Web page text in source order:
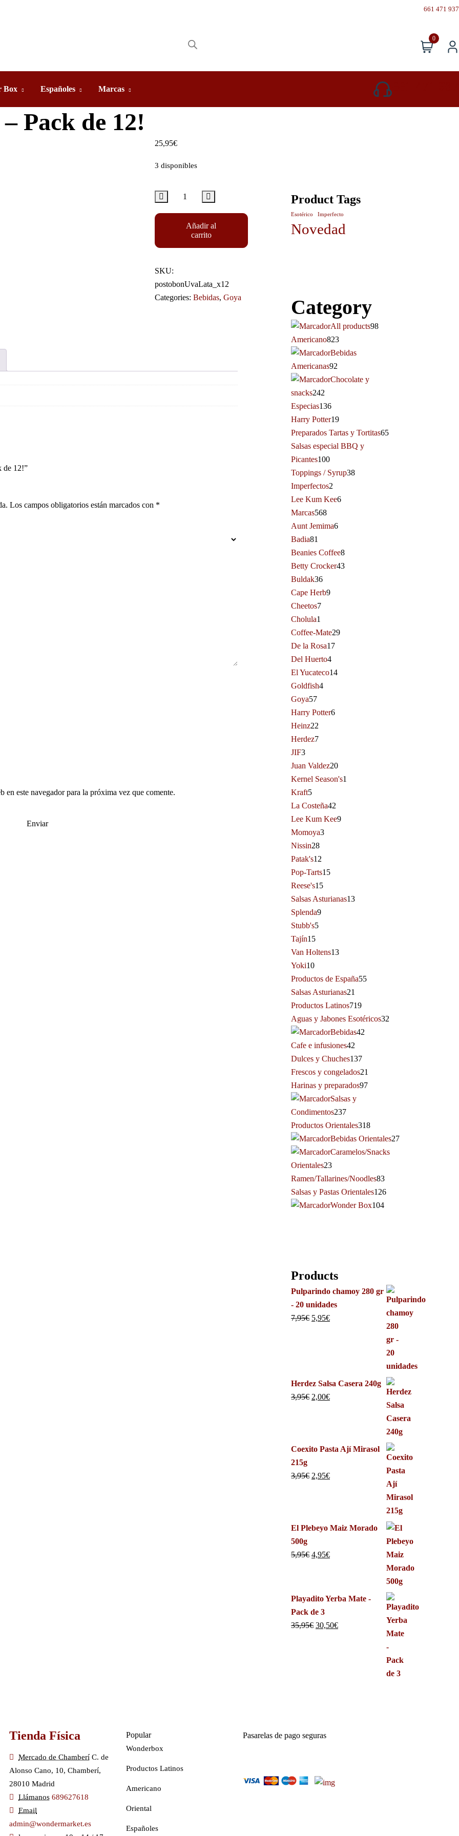
661 471 937
0
Box Españoles Marcas
Pack de 12!
25,95€
3 disponibles
Añadir al
carrito
SKU:
postobonUvaLata_x12
Categories: Bebidas, Goya
de 12!”
Los campos obligatorios están marcados con *
este navegador para la próxima vez que comente.
Product Tags
Esotérico Imperfecto
Novedad
Category
All products98
Americano823
Bebidas
Americanas92
Chocolate y
snacks242
Especias136
Harry Potter19
Preparados Tartas y Tortitas65
Salsas especial BBQ y
Picantes100
Toppings / Syrup38
Imperfectos2
Lee Kum Kee6
Marcas568
Aunt Jemima6
Badia81
Beanies Coffee8
Betty Crocker43
Buldak36
Cape Herb9
Cheetos7
Cholula1
Coffee-Mate29
De la Rosa17
Del Huerto4
El Yucateco14
Goldfish4
Goya57
Harry Potter6
Heinz22
Herdez7
JIF3
Juan Valdez20
Kernel Season's1
Kraft5
La Costeña42
Lee Kum Kee9
Momoya3
Nissin28
Patak's12
Pop-Tarts15
Reese's15
Salsas Asturianas13
Splenda9
Stubb's5
Tajín15
Van Holtens13
Yoki10
Productos de España55
Salsas Asturianas21
Productos Latinos719
Aguas y Jabones Esotéricos32
Bebidas42
Cafe e infusiones42
Dulces y Chuches137
Frescos y congelados21
Harinas y preparados97
Salsas y
Condimentos237
Productos Orientales318
Bebidas Orientales27
Caramelos/Snacks
Orientales23
Ramen/Tallarines/Noodles83
Salsas y Pastas Orientales126
Wonder Box104
Products
Pulparindo chamoy 280 gr
- 20 unidades
7,95€ 5,95€
Herdez Salsa Casera 240g
3,95€ 2,00€
Coexito Pasta Ají Mirasol
215g
3,95€ 2,95€
El Plebeyo Maiz Morado
500g
5,95€ 4,95€
Playadito Yerba Mate -
Pack de 3
35,95€ 30,50€
Tienda Física
Mercado de Chamberí C. de
Alonso Cano, 10, Chamberí,
28010 Madrid
Llámanos 689627618
Email
admin@wondermarket.es
Popular
Wonderbox
Productos Latinos
Americano
Oriental
Españoles
Pasarelas de pago seguras